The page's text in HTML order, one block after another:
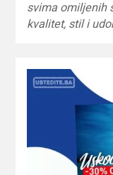
svima omiljenih
kvalitet, stil i